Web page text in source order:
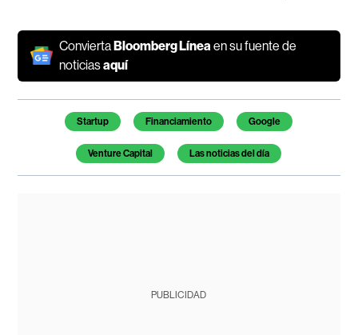
ConviertaBloomberg Línea en su fuente de
noticiasaquí
Temas de este artículo
Startup Financiamiento Google
Venture Capital Las noticias del día
PUBLICIDAD